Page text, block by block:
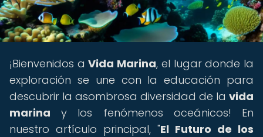
¡Bienvenidos aVida Marina, el lugar donde la
exploración se une con la educación para
descubrir la asombrosa diversidad de la vida
marina y los fenómenos oceánicos! En
nuestro artículo principal, "El Futuro de los